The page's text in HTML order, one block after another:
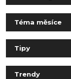
Téma měsíce
Tipy
Trendy